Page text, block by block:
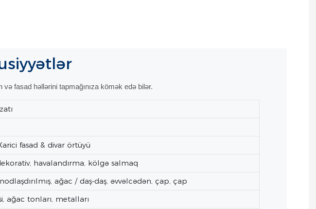
fasad həllərini tapmağınıza kömək edə bilər.
fasad & divar örtüyü
havalandırma, kölgə salmaq
ağac / daş-daş, əvvəlcədən, çap, çap
ağac tonları, metalları